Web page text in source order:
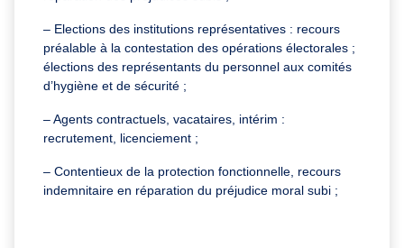
– Elections des institutions représentatives : recours
préalable à la contestation des opérations électorales ;
élections des représentants du personnel aux comités
d’hygiène et de sécurité ;
– Agents contractuels, vacataires, intérim :
recrutement, licenciement ;
– Contentieux de la protection fonctionnelle, recours
indemnitaire en réparation du préjudice moral subi ;